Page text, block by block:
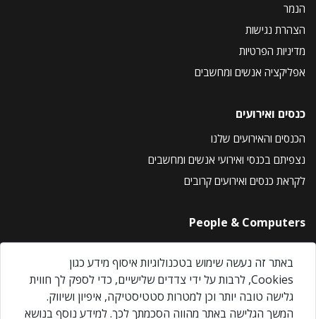
הנמר
הצהרת נגישות
מדיניות הפרטיות
אפליקציה אנשים ומחשבים
כנסים ואירועים
הכנסים והאירועים שלנו
נצפיתם בכנסי ואירועי אנשים ומחשבים
לקראת כנסים ואירועים קרובים
People & Computers
About Us
Privacy Policy
Contact Us
Our Events
באתר זה נעשה שימוש בטכנולוגיות איסוף מידע כגון
Cookies, לרבות על ידי צדדים שלישיים, כדי לספק לך חווית
גלישה טובה יותר וכן למטרות סטטיסטיקה, איפיון ושיווק.
המשך הגלישה באתר מהווה הסכמתך לכך. למידע נוסף בנושא